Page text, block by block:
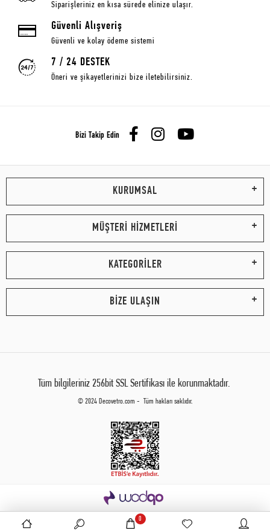
Siparişleriniz en kısa sürede elinize ulaşır.
Güvenli Alışveriş
Güvenli ve kolay ödeme sistemi
7 / 24 DESTEK
Öneri ve şikayetlerinizi bize iletebilirsiniz.
Bizi Takip Edin
KURUMSAL
MÜŞTERİ HİZMETLERİ
KATEGORİLER
BİZE ULAŞIN
Tüm bilgileriniz 256bit SSL Sertifikası ile korunmaktadır.
© 2024 Decovetro.com - Tüm hakları saklıdır.
0